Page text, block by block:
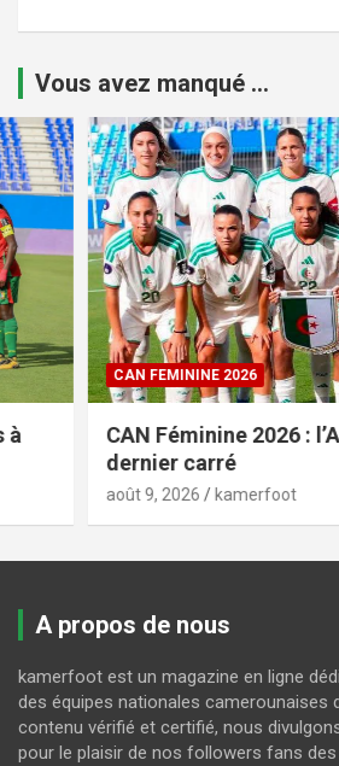
Vous avez manqué ...
CAN FEMININE 2026
CAN Féminine 2026 :
dernier carré
août 9, 2026 kamerfoot
A propos de nous
kamerfoot est un magazine en ligne
des équipes nationales camerounaises
contenu vérifié et certifié, nous
pour le plaisir de nos followers fans